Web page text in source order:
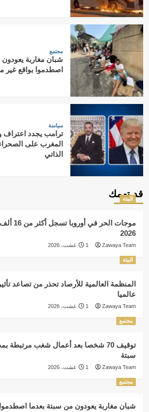
مجتمع
شبان مغاربة
اصطدموا بواقع غير
سياسة
ترامب يجدد اعتراف
المغرب على
الذاتي
قد تهمك
البيئة
موجات
2026
Zawaya Team 1 غشت، 2026
البيئة
المنظمة العالمية للأرصاد تحذر من تصاعد
عالميا
Zawaya Team 1 غشت، 2026
مجتمع
توقيف 70 شخصا بعد أعمال شغب مرتبطة
سبتة
Zawaya Team 1 غشت، 2026
مجتمع
شبان مغاربة يعودون من سبتة بعدما اصطدموا